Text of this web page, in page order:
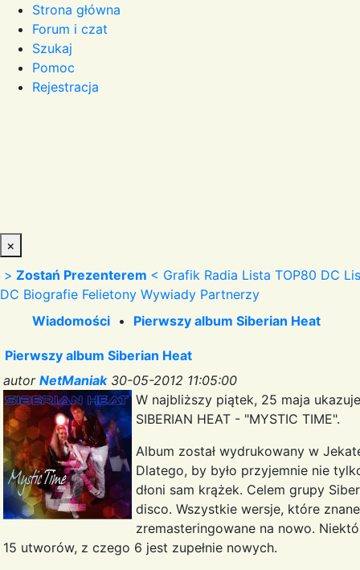
Strona główna
Forum i czat
Szukaj
Pomoc
Rejestracja
×
> Zostań Prezenterem < Grafik Radia Lista TOP80 DC
DC Biografie Felietony Wywiady Partnerzy
Wiadomości • Pierwszy album Siberian Heat
Pierwszy album Siberian Heat
autor NetManiak30-05-2012 11:05:00
W najbliższy piątek, 25 maja
SIBERIAN HEAT - "MYSTIC TIME".
Album został wydrukowany w
Dlatego, by było przyjemnie nie
dłoni sam krążek. Celem grupy
disco. Wszystkie wersje, które
zremasteringowane na nowo.
15 utworów, z czego 6 jest zupełnie nowych.